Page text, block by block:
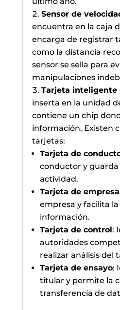
Sensor de
encuentra en la caja
encarga de registrar
como la distancia
sensor se sella para
manipulaciones
Tarjeta inteligente
inserta en la unidad
contiene un chip
información. Existen
tarjetas:
Tarjeta de
conductor y guarda
actividad.
Tarjeta de empresa
empresa y facilita
información.
Tarjeta de control:
autoridades
realizar análisis del
Tarjeta de ensayo:
titular y permite la
transferencia de